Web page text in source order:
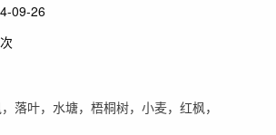
09-26
落叶，水塘，梧桐树，小麦，红枫，